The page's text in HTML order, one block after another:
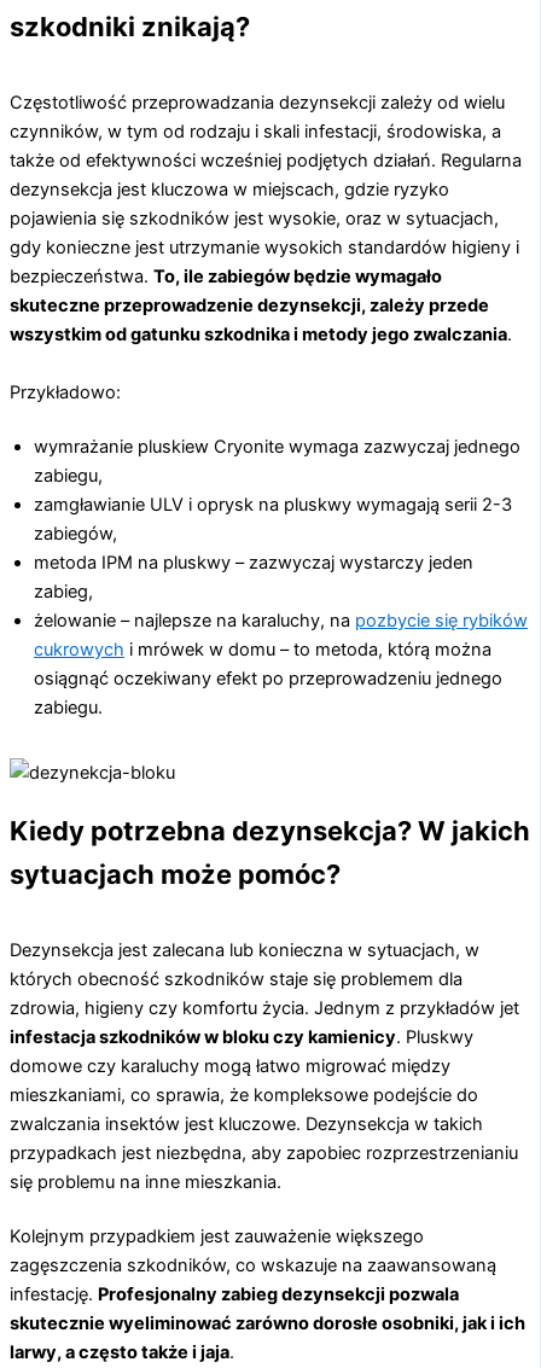
szkodniki znikają?
Częstotliwość przeprowadzania dezynsekcji zależy od wielu
czynników, w tym od rodzaju i skali infestacji, środowiska, a
także od efektywności wcześniej podjętych działań. Regularna
dezynsekcja jest kluczowa w miejscach, gdzie ryzyko
pojawienia się szkodników jest wysokie, oraz w sytuacjach,
gdy konieczne jest utrzymanie wysokich standardów higieny i
bezpieczeństwa. To, ile zabiegów będzie wymagało
skuteczne przeprowadzenie dezynsekcji, zależy przede
wszystkim od gatunku szkodnika i metody jego zwalczania.
Przykładowo:
wymrażanie pluskiew Cryonite wymaga zazwyczaj jednego
zabiegu,
zamgławianie ULV i oprysk na pluskwy wymagają serii 2-3
zabiegów,
metoda IPM na pluskwy – zazwyczaj wystarczy jeden
zabieg,
żelowanie – najlepsze na karaluchy, na pozbycie się rybików
cukrowych i mrówek w domu – to metoda, którą można
osiągnąć oczekiwany efekt po przeprowadzeniu jednego
zabiegu.
Kiedy potrzebna dezynsekcja? W jakich
sytuacjach może pomóc?
Dezynsekcja jest zalecana lub konieczna w sytuacjach, w
których obecność szkodników staje się problemem dla
zdrowia, higieny czy komfortu życia. Jednym z przykładów jet
infestacja szkodników w bloku czy kamienicy. Pluskwy
domowe czy karaluchy mogą łatwo migrować między
mieszkaniami, co sprawia, że kompleksowe podejście do
zwalczania insektów jest kluczowe. Dezynsekcja w takich
przypadkach jest niezbędna, aby zapobiec rozprzestrzenianiu
się problemu na inne mieszkania.
Kolejnym przypadkiem jest zauważenie większego
zagęszczenia szkodników, co wskazuje na zaawansowaną
infestację. Profesjonalny zabieg dezynsekcji pozwala
skutecznie wyeliminować zarówno dorosłe osobniki, jak i ich
larwy, a często także i jaja.